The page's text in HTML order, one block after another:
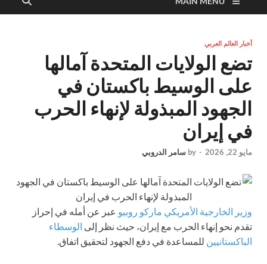
أخبار العالم العربي
تضع الولايات المتحدة آمالها
على الوسيط باكستان في
الجهود المبذولة لإنهاء الحرب
في إيران
مايو 22, 2026 -
by سامر الدروبي
وزير الخارجية الأمريكي ماركو روبيو عبر عن أمله في إحراز
تقدم نحو إنهاء الحرب مع إيران، حيث نظر إلى الوسطاء
الباكستانيين للمساعدة في دفع الجهود لتحقيق اتفاق.